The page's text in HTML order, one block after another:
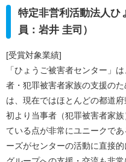
特定非営利活動法人ひ
員：岩井 圭司）
[受賞対象業績]
「ひょうご被害者センター」
者・犯罪被害者家族の支援の
は、現在ではほとんどの都道
初より当事者（犯罪被害者家
ている点が非常にユニークで
ーズがセンターの活動に直接